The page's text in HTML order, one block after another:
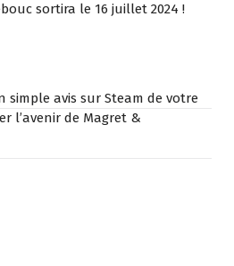
sortira le 16 juillet 2024 !
simple avis sur Steam de votre
l’avenir de Magret &